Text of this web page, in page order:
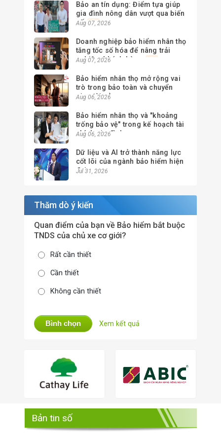
Bảo an tín dụng: Điểm tựa giúp
gia đình nông dân vượt qua biến
cố
Aug 07, 2026
Doanh nghiệp bảo hiểm nhân thọ
tăng tốc số hóa để nâng trải
nghiệm khách hàng
Aug 07, 2026
Bảo hiểm nhân thọ mở rộng vai
trò trong bảo toàn và chuyển
giao tài sản
Aug 06, 2026
Bảo hiểm nhân thọ và "khoảng
trống bảo vệ" trong kế hoạch tài
chính gia đình
Aug 06, 2026
Dữ liệu và AI trở thành năng lực
cốt lõi của ngành bảo hiểm hiện
đại
Jul 31, 2026
Thăm dò ý kiến
Quan điểm của bạn về Bảo hiểm bắt buộc
TNDS của chủ xe cơ giới?
Rất cần thiết
Cần thiết
Không cần thiết
Bình chọn Xem kết quả
Bản tin số